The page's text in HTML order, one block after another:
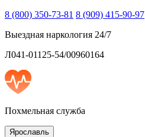
8 (800) 350-73-81 8 (909) 415-90-97
Выездная наркология 24/7
Л041-01125-54/00960164
Похмельная служба
Ярославль